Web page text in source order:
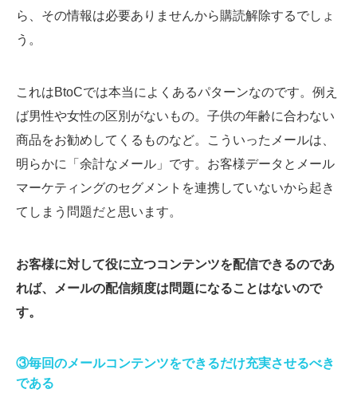
ら、その情報は必要ありませんから購読解除するでしょ
う。
これはBtoCでは本当によくあるパターンなのです。例え
ば男性や女性の区別がないもの。子供の年齢に合わない
商品をお勧めしてくるものなど。こういったメールは、
明らかに「余計なメール」です。お客様データとメール
マーケティングのセグメントを連携していないから起き
てしまう問題だと思います。
お客様に対して役に立つコンテンツを配信できるのであ
れば、メールの配信頻度は問題になることはないので
す。
③毎回のメールコンテンツをできるだけ充実させるべき
である